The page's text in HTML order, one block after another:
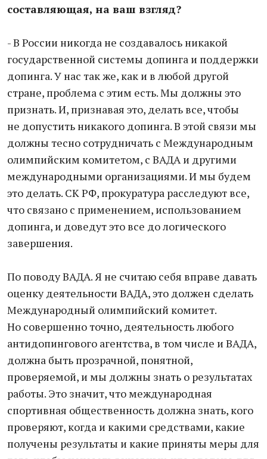
составляющая, на ваш взгляд?
- В России никогда не создавалось никакой
государственной системы допинга и поддержки
допинга. У нас так же, как и в любой другой
стране, проблема с этим есть. Мы должны это
признать. И, признавая это, делать все, чтобы
не допустить никакого допинга. В этой связи мы
должны тесно сотрудничать с Международным
олимпийским комитетом, с ВАДА и другими
международными организациями. И мы будем
это делать. СК РФ, прокуратура расследуют все,
что связано с применением, использованием
допинга, и доведут это все до логического
завершения.
По поводу ВАДА. Я не считаю себя вправе давать
оценку деятельности ВАДА, это должен сделать
Международный олимпийский комитет.
Но совершенно точно, деятельность любого
антидопингового агентства, в том числе и ВАДА,
должна быть прозрачной, понятной,
проверяемой, и мы должны знать о результатах
работы. Это значит, что международная
спортивная общественность должна знать, кого
проверяют, когда и какими средствами, какие
получены результаты и какие приняты меры для